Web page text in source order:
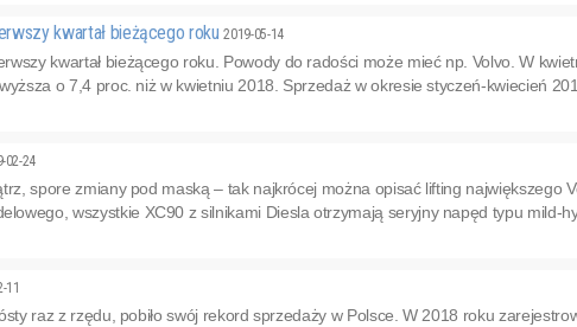
kwartał bieżącego roku2019-05-14
kwartał bieżącego roku. Powody do radości może mieć np. Volvo. W
o 7,4 proc. niż w kwietniu 2018. Sprzedaż w okresie styczeń-kwiecień
02-24
spore zmiany pod maską – tak najkrócej można opisać lifting największego
wszystkie XC90 z silnikami Diesla otrzymają seryjny napęd typu mild-
11
raz z rzędu, pobiło swój rekord sprzedaży w Polsce. W 2018 roku